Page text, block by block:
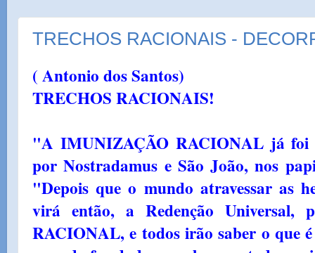
TRECHOS RACIONAIS -
( Antonio dos Santos)
TRECHOS RACIONAIS!
"A IMUNIZAÇÃO RACIONAL já foi
por Nostradamus e São João, nos
"Depois que o mundo atravessar as
virá então, a Redenção Universal,
RACIONAL, e todos irão saber o